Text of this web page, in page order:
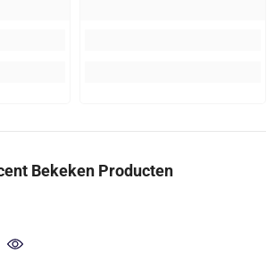
Bekeken Producten